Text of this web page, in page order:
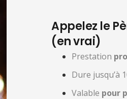
Appelez le
(en vrai)
Prestation
Dure jusqu’à
Valable pour